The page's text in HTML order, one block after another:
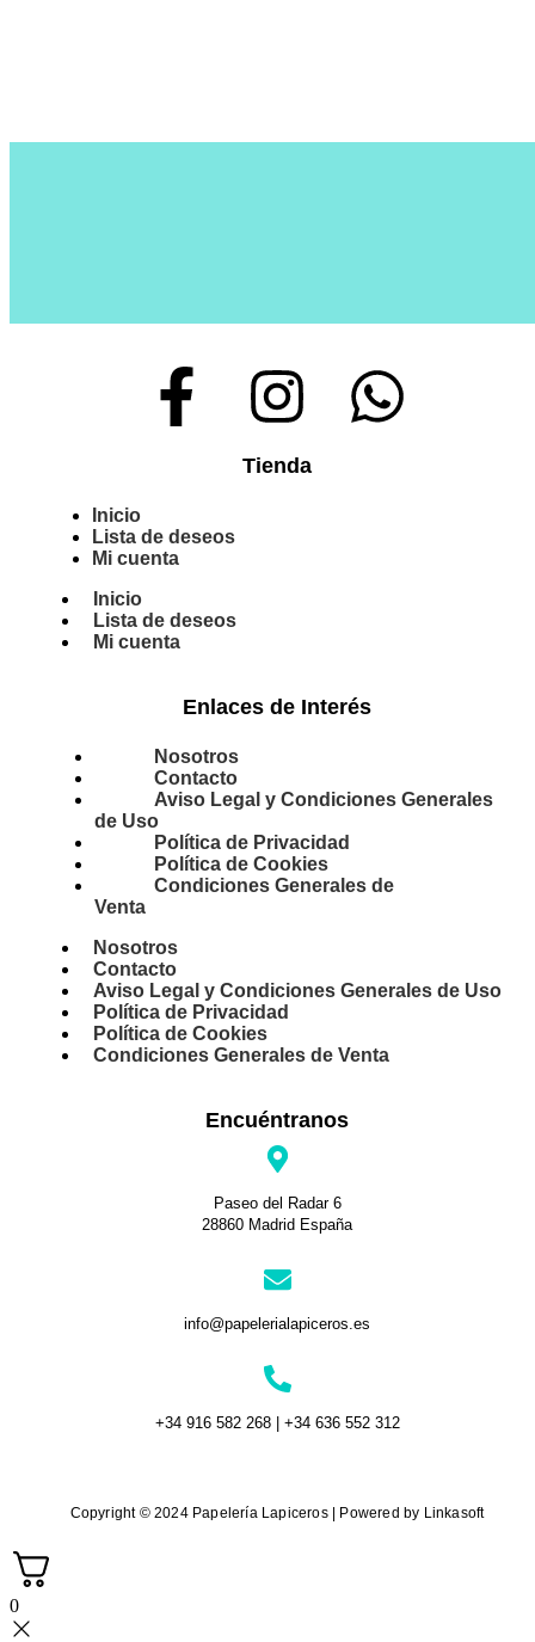
Tienda
Inicio
Lista de deseos
Mi cuenta
Inicio
Lista de deseos
Mi cuenta
Enlaces de Interés
Nosotros
Contacto
Aviso Legal y Condiciones Generales
de Uso
Política de Privacidad
Política de Cookies
Condiciones Generales de
Venta
Nosotros
Contacto
Aviso Legal y Condiciones Generales de Uso
Política de Privacidad
Política de Cookies
Condiciones Generales de Venta
Encuéntranos
Paseo del Radar 6
28860 Madrid España
info@papelerialapiceros.es
+34 916 582 268 | +34 636 552 312
Copyright © 2024 Papelería Lapiceros | Powered by Linkasoft
0